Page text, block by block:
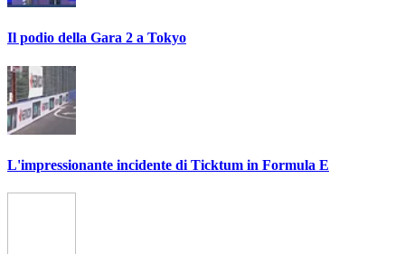
Il podio della Gara 2 a Tokyo
L'impressionante incidente di Ticktum in Formula E